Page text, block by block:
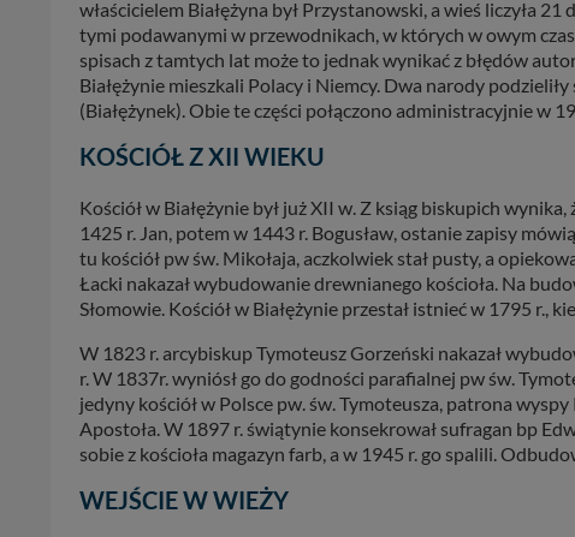
właścicielem Białężyna był Przystanowski, a wieś liczyła
tymi podawanymi w przewodnikach, w których w owym
spisach z tamtych lat może to jednak wynikać z błędów
Białężynie mieszkali Polacy i Niemcy. Dwa narody
(Białężynek). Obie te części połączono administracyjnie w
KOŚCIÓŁ Z XII WIEKU
Kościół w Białężynie był już XII w. Z ksiąg biskupich
1425 r. Jan, potem w 1443 r. Bogusław, ostanie zapisy
tu kościół pw św. Mikołaja, aczkolwiek stał pusty, a
Łacki nakazał wybudowanie drewnianego kościoła. Na
Słomowie. Kościół w Białężynie przestał istnieć w 1795
W 1823 r. arcybiskup Tymoteusz Gorzeński nakazał
r. W 1837r. wyniósł go do godności parafialnej pw św.
jedyny kościół w Polsce pw. św. Tymoteusza, patrona
Apostoła. W 1897 r. świątynie konsekrował sufragan bp
sobie z kościoła magazyn farb, a w 1945 r. go spalili.
WEJŚCIE W WIEŻY